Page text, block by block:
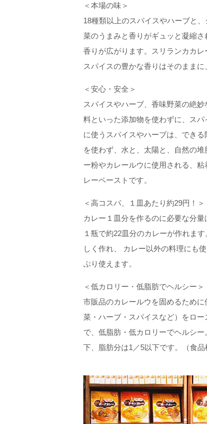
＜本場の味＞
18種類以上のスパイスやハーブと
菜のうまみと香りがギュッと凝縮
香りが広がります。スリランカカレ
スパイスの豊かな香りはそのままに
＜安心・安全＞
スパイスやハーブ、香味野菜の絶
料といった添加物を使わずに、スパ
に使うスパイスやハーブは、でき
を使わず、水と、太陽と、自然の
ー粉やカレールウに使用される、
レーペーストです。
＜高コスパ、１皿あたり約29円！＞
カレー１皿分を作るのに必要な分
１瓶で約22皿分のカレーが作れま
しく作れ、 カレー以外の料理にも
ぷり使えます。
＜低カロリー・低脂肪でヘルシー＞
市販品のカレールウを固めるため
菜・ハーブ・スパイスなど）をロ
で、低脂肪・低カロリーでヘルシ
下、脂肪分は1／5以下です。（食品